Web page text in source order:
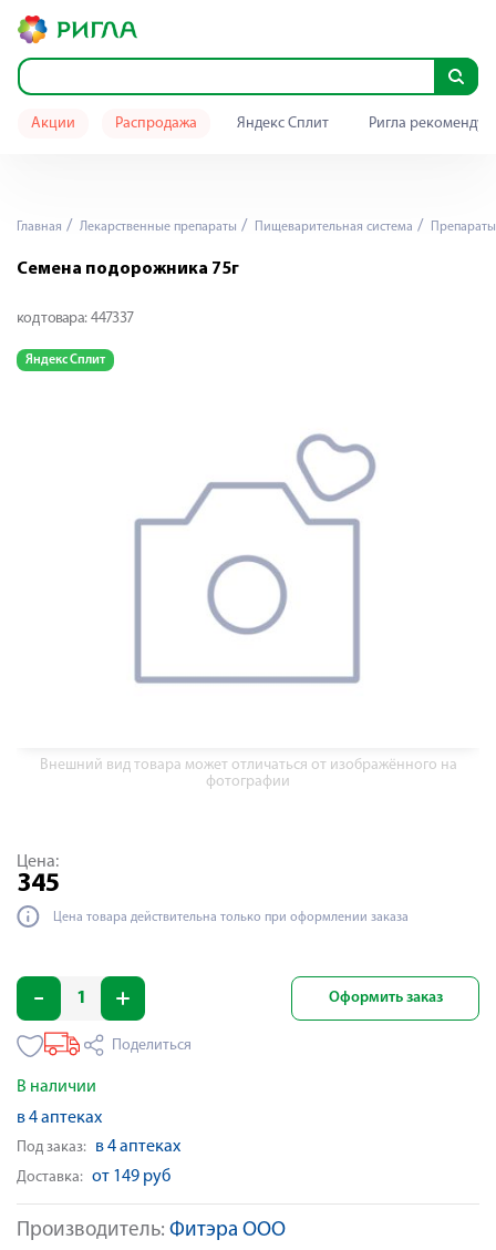
Акции Распродажа Яндекс Сплит Ригла
Главная Лекарственные препараты Пищеварительная система
Семена подорожника 75г
код товара: 447337
Яндекс Сплит
Внешний вид товара может отличаться от изображённого на
фотографии
Производитель: Фитэра ООО
Цена:
345
Цена товара действительна только при оформлении заказа
Оформить заказ
Поделиться
В наличии
в 4 аптеках
Под заказ: в 4 аптеках
Доставка: от 149 руб